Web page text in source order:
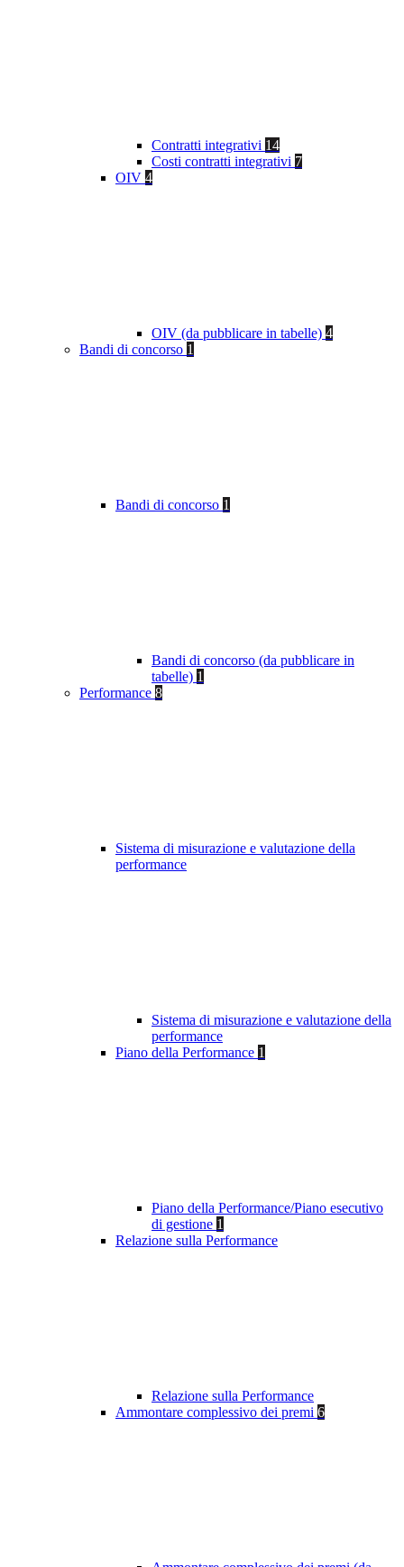
Contratti integrativi 14
Costi contratti integrativi 7
OIV 4
OIV (da pubblicare in tabelle) 4
Bandi di concorso 1
Bandi di concorso 1
Bandi di concorso (da pubblicare in
tabelle) 1
Performance 8
Sistema di misurazione e valutazione della
performance
Sistema di misurazione e valutazione della
performance
Piano della Performance 1
Piano della Performance/Piano esecutivo
di gestione 1
Relazione sulla Performance
Relazione sulla Performance
Ammontare complessivo dei premi 6